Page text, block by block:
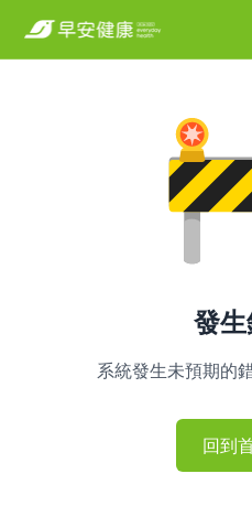
發
系統發生未預期的
回到